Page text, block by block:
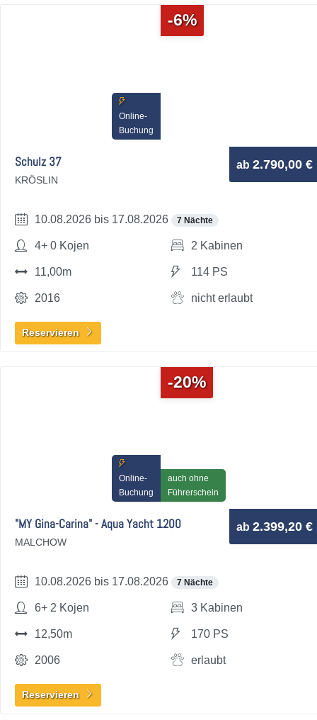
-6%
Online-
Buchung
Schulz 37
KRÖSLIN
ab 2.790,00 €
10.08.2026 bis 17.08.2026 7 Nächte
4+ 0 Kojen 2 Kabinen
11,00m 114 PS
2016 nicht erlaubt
Reservieren
-20%
auch ohne
Führerschein
Online-
Buchung
"MY Gina-Carina" - Aqua Yacht 1200
MALCHOW
ab 2.399,20 €
10.08.2026 bis 17.08.2026 7 Nächte
6+ 2 Kojen 3 Kabinen
12,50m 170 PS
2006 erlaubt
Reservieren